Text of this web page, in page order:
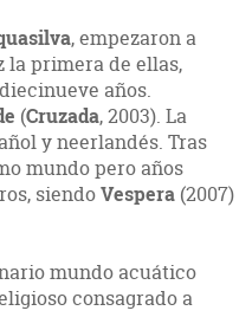
, empezaron a
la primera de ellas,
años.
(Cruzada, 2003). La
y neerlandés. Tras
mundo pero años
siendoVespera (2007)
mundo acuático
consagrado a